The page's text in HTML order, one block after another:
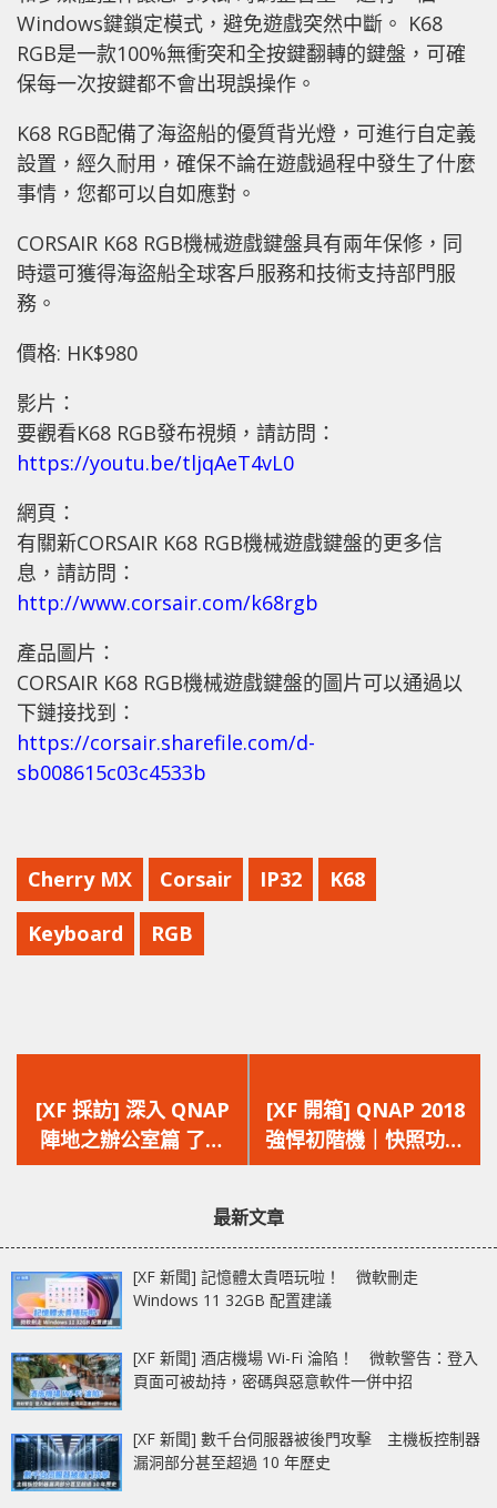
Windows鍵鎖定模式，避免遊戲突然中斷。 K68
RGB是一款100%無衝突和全按鍵翻轉的鍵盤，可確
保每一次按鍵都不會出現誤操作。
K68 RGB配備了海盜船的優質背光燈，可進行自定義
設置，經久耐用，確保不論在遊戲過程中發生了什麼
事情，您都可以自如應對。
CORSAIR K68 RGB機械遊戲鍵盤具有兩年保修，同
時還可獲得海盜船全球客戶服務和技術支持部門服
務。
價格: HK$980
影片：
要觀看K68 RGB發布視頻，請訪問：
https://youtu.be/tljqAeT4vL0
網頁：
有關新CORSAIR K68 RGB機械遊戲鍵盤的更多信
息，請訪問：
http://www.corsair.com/k68rgb
產品圖片：
CORSAIR K68 RGB機械遊戲鍵盤的圖片可以通過以
下鏈接找到：
https://corsair.sharefile.com/d-
sb008615c03c4533b
Cherry MX Corsair IP32 K68
Keyboard RGB
一
篇
文
[XF 採訪] 深入 QNAP
陣地之辦公室篇 了解
NAS 後續測試及開發
一
篇
文
[XF 開箱] QNAP 2018
強悍初階機｜快照功能
全開｜入門新寵
最新文章
[XF 新聞] 記憶體太貴唔玩啦！ 微軟刪走
Windows 11 32GB 配置建議
[XF 新聞] 酒店機場 Wi-Fi 淪陷！ 微軟警告：登入
頁面可被劫持，密碼與惡意軟件一併中招
[XF 新聞] 數千台伺服器被後門攻擊 主機板控制器
漏洞部分甚至超過 10 年歷史